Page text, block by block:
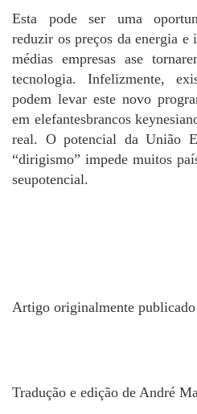
Esta pode ser uma
reduzir os preços da energia e
médias empresas ase
tecnologia. Infelizmente,
podem levar este novo
em elefantesbrancos
real. O potencial da União
“dirigismo” impede muitos
seupotencial.
Artigo originalmente
Tradução e edição de André